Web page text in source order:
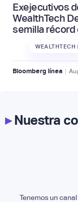
Exejecutivos
WealthTech
semilla récord
WEALTHTECH
Bloomberg línea |
▸Nuestra
Tenemos un